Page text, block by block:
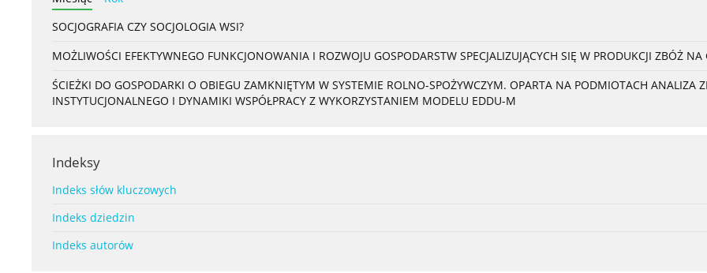
SOCJOGRAFIA CZY SOCJOLOGIA WSI?
MOŻLIWOŚCI EFEKTYWNEGO FUNKCJONOWANIA I ROZWOJU GOSPODARSTW SPECJALIZUJĄCYCH SIĘ W PRODUKCJI ZBÓŻ NA
ŚCIEŻKI DO GOSPODARKI O OBIEGU ZAMKNIĘTYM W SYSTEMIE ROLNO-SPOŻYWCZYM. OPARTA NA PODMIOTACH ANALIZA
INSTYTUCJONALNEGO I DYNAMIKI WSPÓŁPRACY Z WYKORZYSTANIEM MODELU EDDU-M
Indeksy
Indeks słów kluczowych
Indeks dziedzin
Indeks autorów